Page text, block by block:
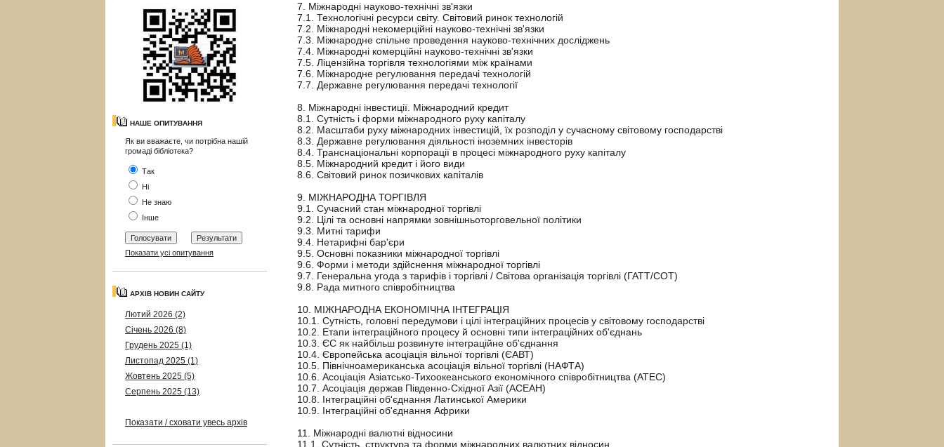
НАШЕ ОПИТУВАННЯ
Як ви вважаєте, чи потрібна нашій
громаді бібліотека?
Так
Ні
Не знаю
Інше
Показати усі опитування
АРХІВ НОВИН САЙТУ
Лютий 2026 (2)
Січень 2026 (8)
Грудень 2025 (1)
Листопад 2025 (1)
Жовтень 2025 (5)
Серпень 2025 (13)
Показати / сховати увесь архів
7. Міжнародні науково-технічні зв'язки
7.1. Технологічні ресурси світу. Світовий ринок технологій
7.2. Міжнародні некомерційні науково-технічні зв'язки
7.3. Міжнародне спільне проведення науково-технічних досліджень
7.4. Міжнародні комерційні науково-технічні зв'язки
7.5. Ліцензійна торгівля технологіями між країнами
7.6. Міжнародне регулювання передачі технологій
7.7. Державне регулювання передачі технології
8. Міжнародні інвестиції. Міжнародний кредит
8.1. Сутність і форми міжнародного руху капіталу
8.2. Масштаби руху міжнародних інвестицій, їх розподіл у сучасному світовому господарстві
8.3. Державне регулювання діяльності іноземних інвесторів
8.4. Транснаціональні корпорації в процесі міжнародного руху капіталу
8.5. Міжнародний кредит і його види
8.6. Світовий ринок позичкових капіталів
9. МІЖНАРОДНА ТОРГІВЛЯ
9.1. Сучасний стан міжнародної торгівлі
9.2. Цілі та основні напрямки зовнішньоторговельної політики
9.3. Митні тарифи
9.4. Нетарифні бар'єри
9.5. Основні показники міжнародної торгівлі
9.6. Форми і методи здійснення міжнародної торгівлі
9.7. Генеральна угода з тарифів і торгівлі / Світова організація торгівлі (ГАТТ/СОТ)
9.8. Рада митного співробітництва
10. МІЖНАРОДНА ЕКОНОМІЧНА ІНТЕГРАЦІЯ
10.1. Сутність, головні передумови і цілі інтеграційних процесів у світовому господарстві
10.2. Етапи інтеграційного процесу й основні типи інтеграційних об'єднань
10.3. ЄС як найбільш розвинуте інтеграційне об'єднання
10.4. Європейська асоціація вільної торгівлі (ЄАВТ)
10.5. Північноамериканська асоціація вільної торгівлі (НАФТА)
10.6. Асоціація Азіатсько-Тихоокеанського економічного співробітництва (АТЕС)
10.7. Асоціація держав Південно-Східної Азії (АСЕАН)
10.8. Інтеграційні об'єднання Латинської Америки
10.9. Інтеграційні об'єднання Африки
11. Міжнародні валютні відносини
11.1. Сутність, структура та форми міжнародних валютних відносин